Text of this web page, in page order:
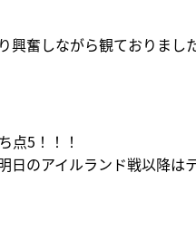
奮しながら観ておりました
点5 ！！！
のアイルランド戦以降は